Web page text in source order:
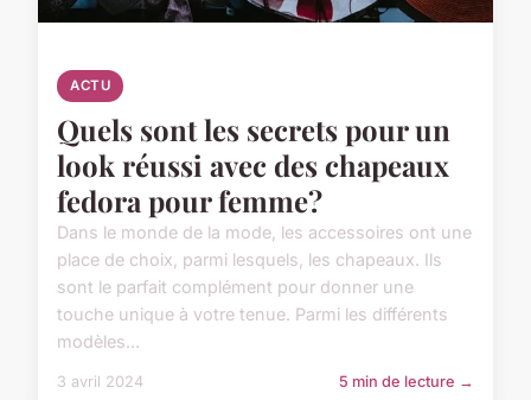
ACTU
Quels sont les secrets pour un
look réussi avec des chapeaux
fedora pour femme?
Dans le monde de la mode, les accessoires ont une
place de choix, parmi lesquels, les chapeaux. Ils
sont le parfait complément pour donner une
touche unique à votre tenue. Parmi les différents
modèles...
3 avril 2024 5 min de lecture →